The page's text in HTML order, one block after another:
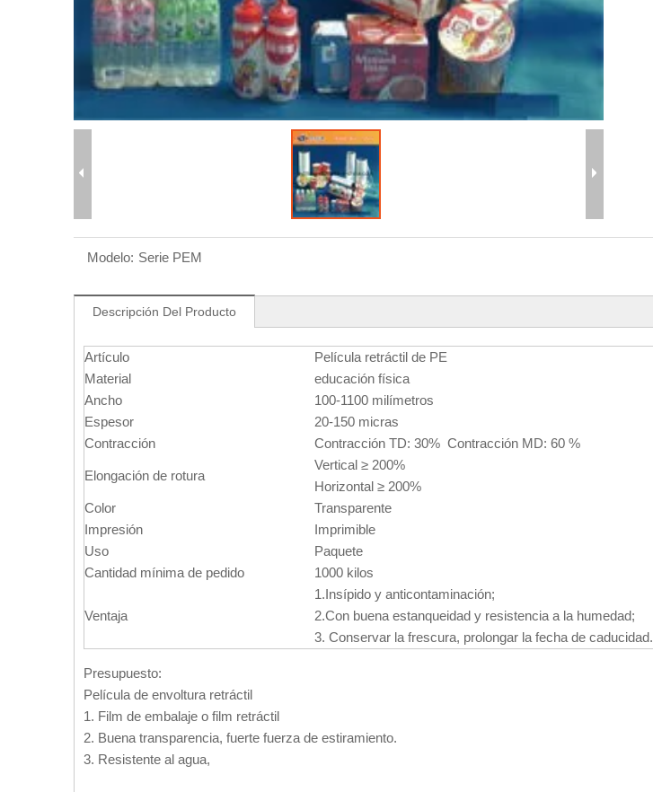
Modelo: Serie PEM
Descripción Del Producto
Artículo
Película retráctil de PE
Material
educación física
Ancho
100-1100 milímetros
Espesor
20-150 micras
Contracción
Contracción TD: 30% Contracción MD: 60 %
Elongación de rotura
Vertical ≥ 200%
Horizontal ≥ 200%
Color
Transparente
Impresión
Imprimible
Uso
Paquete
Cantidad mínima de pedido
1000 kilos
Ventaja
1.Insípido y anticontaminación;
2.Con buena estanqueidad y resistencia a la humedad;
3. Conservar la frescura, prolongar la fecha de caducidad.
Presupuesto:
Película de envoltura retráctil
1. Film de embalaje o film retráctil
2. Buena transparencia, fuerte fuerza de estiramiento.
3. Resistente al agua,